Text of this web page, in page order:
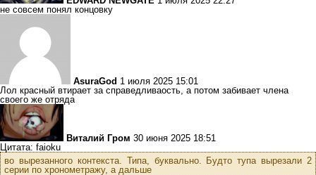
не совсем понял концовку
AsuraGod 1 июля 2025 15:01
Лол красный втирает за справедливаость, а потом забивает члена
своего же отряда
Виталий Гром 30 июня 2025 18:51
Цитата: faioku
во вырезанного контекста. Типа, буквально. Будто тупа вырезали 2
серии по хронометражу, а дальше